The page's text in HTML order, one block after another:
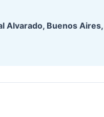
Alvarado, Buenos